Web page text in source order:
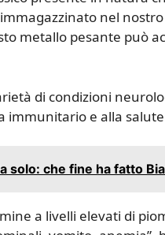
nel
metallo pesante può
di condizioni
immunitario e alla
solo: che fine ha fatto
a livelli elevati di